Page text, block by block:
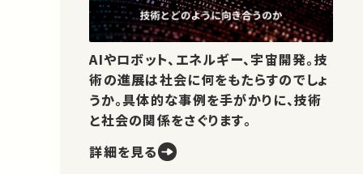
AIやロボット、エネルギー、宇宙開発。技
術の進展は社会に何をもたらすのでしょ
うか。具体的な事例を手がかりに、技術
と社会の関係をさぐります。
詳細を見る